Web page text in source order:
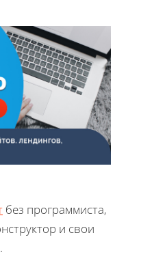
без программиста,
и свои